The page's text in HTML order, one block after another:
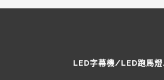
LED字幕機/LED跑馬